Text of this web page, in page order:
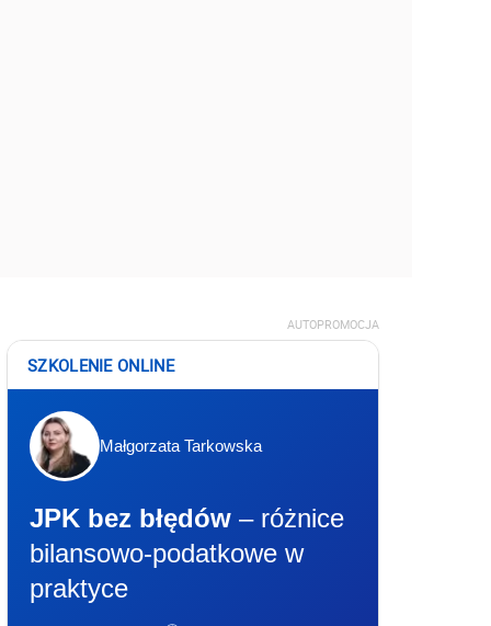
AUTOPROMOCJA
SZKOLENIE ONLINE
Małgorzata Tarkowska
JPK bez błędów – różnice
bilansowo-podatkowe w
praktyce